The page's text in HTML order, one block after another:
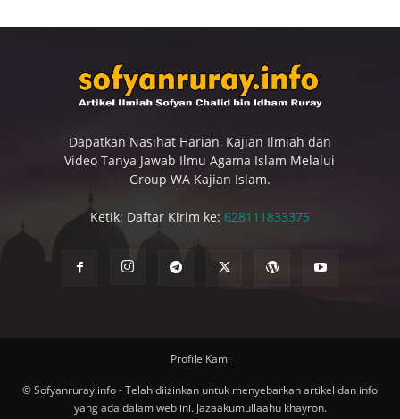
Dapatkan Nasihat Harian, Kajian Ilmiah dan
Video Tanya Jawab Ilmu Agama Islam Melalui
Group WA Kajian Islam.
Ketik: Daftar Kirim ke: 628111833375
Profile Kami
© Sofyanruray.info - Telah diizinkan untuk menyebarkan artikel dan info
yang ada dalam web ini. Jazaakumullaahu khayron.